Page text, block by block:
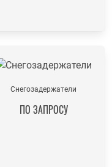
Снегозадержатели
ПО ЗАПРОСУ